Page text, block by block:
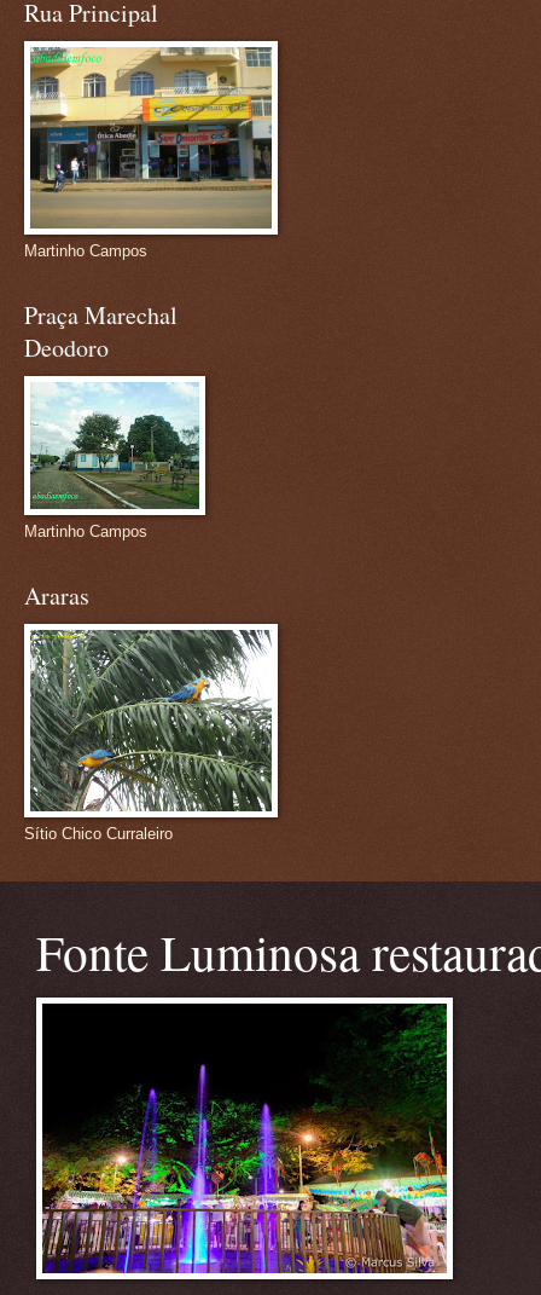
Rua Principal
Martinho Campos
Praça Marechal
Deodoro
Martinho Campos
Araras
Sítio Chico Curraleiro
Fonte Luminosa